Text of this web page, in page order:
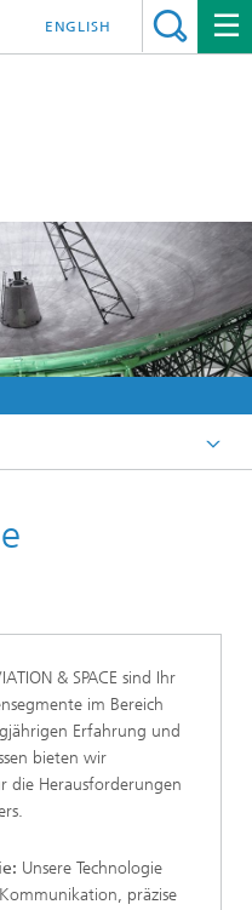
ENGLISH
& SPACE sind Ihr
im Bereich
Erfahrung und
bieten wir
die Herausforderungen
Unsere Technologie
präzise